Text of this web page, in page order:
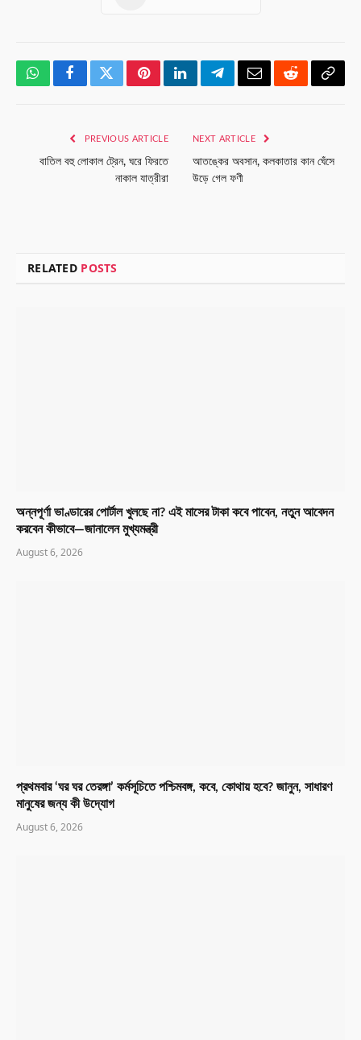
WhatsAppFacebookTwitterPinterestLinkedInTelegramEmailRedditCopy
PREVIOUS ARTICLE
বাতিল বহু লোকাল ট্রেন, ঘরে ফিরতে
নাকাল যাত্রীরা
NEXT ARTICLE
আতঙ্কের অবসান, কলকাতার কান ঘেঁসে
উড়ে গেল ফণী
RELATED POSTS
অন্নপূর্ণা ভাণ্ডারের পোর্টাল খুলছে না? এই মাসের টাকা কবে পাবেন, নতুন আবেদন
করবেন কীভাবে—জানালেন মুখ্যমন্ত্রী
August 6, 2026
প্রথমবার ‘ঘর ঘর তেরঙ্গা’ কর্মসূচিতে পশ্চিমবঙ্গ, কবে, কোথায় হবে? জানুন, সাধারণ
মানুষের জন্য কী উদ্যোগ
August 6, 2026